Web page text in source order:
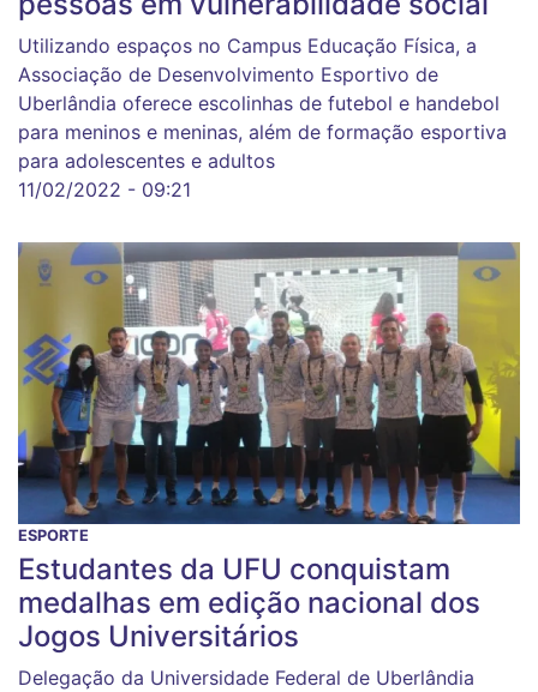
Utilizando espaços no Campus Educação Física, a
Associação de Desenvolvimento Esportivo de
Uberlândia oferece escolinhas de futebol e handebol
para meninos e meninas, além de formação esportiva
para adolescentes e adultos
11/02/2022 - 09:21
ESPORTE
Estudantes da UFU conquistam
medalhas em edição nacional dos
Jogos Universitários
Delegação da Universidade Federal de Uberlândia